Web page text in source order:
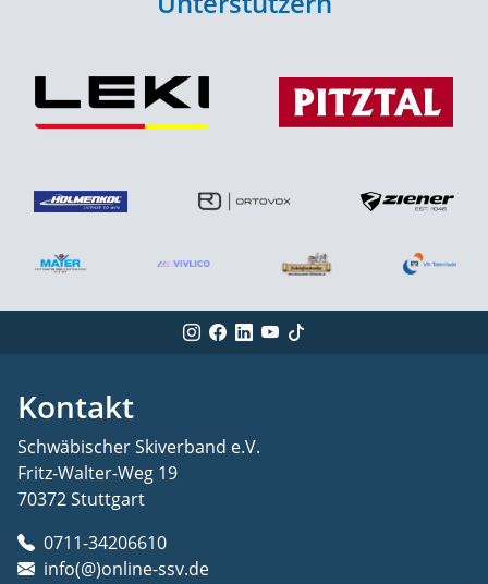
Kontakt
Schwäbischer Skiverband e.V.
Fritz-Walter-Weg 19
70372 Stuttgart
0711-34206610
info(@)online-ssv.de